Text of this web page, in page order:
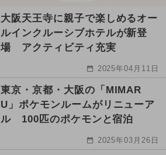
大阪天王寺に親子で楽しめるオー
ルインクルーシブホテルが新登
場 アクティビティ充実
2025年04月11日
東京・京都・大阪の「MIMAR
U」ポケモンルームがリニューア
ル 100匹のポケモンと宿泊
2025年03月26日